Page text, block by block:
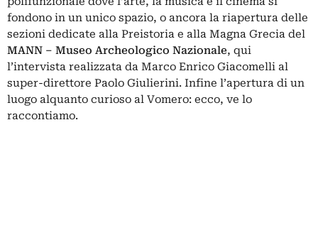
fondono in un unico spazio, o ancora la riapertura delle
sezioni dedicate alla Preistoria e alla Magna Grecia del
MANN – Museo Archeologico Nazionale, qui
l’intervista realizzata da Marco Enrico Giacomelli al
super-direttore Paolo Giulierini. Infine l’apertura di un
luogo alquanto curioso al Vomero: ecco, ve lo
raccontiamo.